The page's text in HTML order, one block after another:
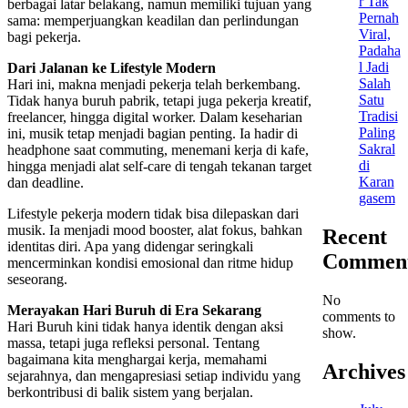
berbagai latar belakang, namun memiliki tujuan yang
sama: memperjuangkan keadilan dan perlindungan
bagi pekerja.
Dari Jalanan ke Lifestyle Modern
Hari ini, makna menjadi pekerja telah berkembang.
Tidak hanya buruh pabrik, tetapi juga pekerja kreatif,
freelancer, hingga digital worker. Dalam keseharian
ini, musik tetap menjadi bagian penting. Ia hadir di
headphone saat commuting, menemani kerja di kafe,
hingga menjadi alat self-care di tengah tekanan target
dan deadline.
Lifestyle pekerja modern tidak bisa dilepaskan dari
musik. Ia menjadi mood booster, alat fokus, bahkan
identitas diri. Apa yang didengar seringkali
mencerminkan kondisi emosional dan ritme hidup
seseorang.
Merayakan Hari Buruh di Era Sekarang
Hari Buruh kini tidak hanya identik dengan aksi
massa, tetapi juga refleksi personal. Tentang
bagaimana kita menghargai kerja, memahami
sejarahnya, dan mengapresiasi setiap individu yang
berkontribusi di balik sistem yang berjalan.
Pernah
Viral,
Padaha
l Jadi
Salah
Satu
Tradisi
Paling
Sakral
di
Karan
gasem
Recent
No
comments to
show.
Archives